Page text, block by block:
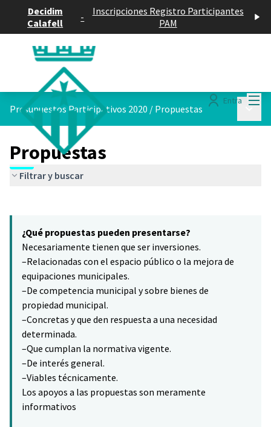
Decidim
Calafell
-
Inscripciones Registro Participantes
PAM
Entra
Presupuestos Participativos 2020 / Propuestas
Propuestas
Filtrar y buscar
−
¿Qué propuestas pueden presentarse?
Necesariamente tienen que ser inversiones.
–Relacionadas con el espacio público o la mejora de
equipaciones municipales.
–De competencia municipal y sobre bienes de
propiedad municipal.
–Concretas y que den respuesta a una necesidad
determinada.
–Que cumplan la normativa vigente.
–De interés general.
–Viables técnicamente.
Los apoyos a las propuestas son meramente
informativos